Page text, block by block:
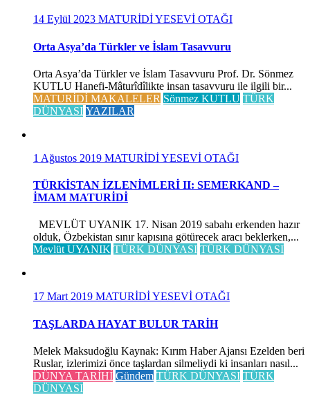
14 Eylül 2023 MATURİDİ YESEVİ OTAĞI
Orta Asya’da Türkler ve İslam Tasavvuru
Orta Asya’da Türkler ve İslam Tasavvuru Prof. Dr. Sönmez
KUTLU Hanefi-Mâturîdîlikte insan tasavvuru ile ilgili bir...
MATURİDİ MAKALELER Sönmez KUTLU TÜRK
DÜNYASI YAZILAR
1 Ağustos 2019 MATURİDİ YESEVİ OTAĞI
TÜRKİSTAN İZLENİMLERİ II: SEMERKAND –
İMAM MATURİDİ
MEVLÜT UYANIK 17. Nisan 2019 sabahı erkenden hazır
olduk, Özbekistan sınır kapısına götürecek aracı beklerken,...
Mevlüt UYANIK TÜRK DÜNYASI TÜRK DÜNYASI
17 Mart 2019 MATURİDİ YESEVİ OTAĞI
TAŞLARDA HAYAT BULUR TARİH
Melek Maksudoğlu Kaynak: Kırım Haber Ajansı Ezelden beri
Ruslar, izlerimizi önce taşlardan silmeliydi ki insanları nasıl...
DÜNYA TARİHİ Gündem TÜRK DÜNYASI TÜRK
DÜNYASI